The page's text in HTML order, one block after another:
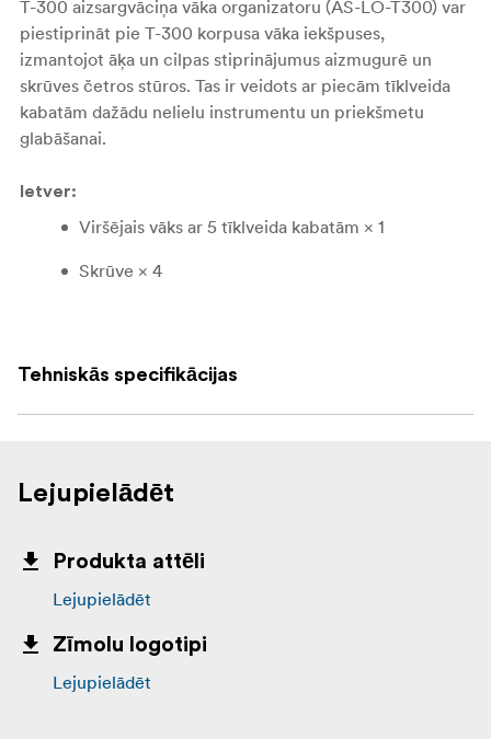
T-300 aizsargvāciņa vāka organizatoru (AS-LO-T300) var
piestiprināt pie T-300 korpusa vāka iekšpuses,
izmantojot āķa un cilpas stiprinājumus aizmugurē un
skrūves četros stūros. Tas ir veidots ar piecām tīklveida
kabatām dažādu nelielu instrumentu un priekšmetu
glabāšanai.
Ietver:
Viršējais vāks ar 5 tīklveida kabatām × 1
Skrūve × 4
Tehniskās specifikācijas
Lejupielādēt
Produkta attēli
Lejupielādēt
Zīmolu logotipi
Lejupielādēt